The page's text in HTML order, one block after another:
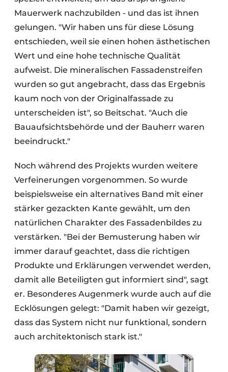
Mauerwerk nachzubilden - und das ist ihnen
gelungen. "Wir haben uns für diese Lösung
entschieden, weil sie einen hohen ästhetischen
Wert und eine hohe technische Qualität
aufweist. Die mineralischen Fassadenstreifen
wurden so gut angebracht, dass das Ergebnis
kaum noch von der Originalfassade zu
unterscheiden ist", so Beitschat. "Auch die
Bauaufsichtsbehörde und der Bauherr waren
beeindruckt."
Noch während des Projekts wurden weitere
Verfeinerungen vorgenommen. So wurde
beispielsweise ein alternatives Band mit einer
stärker gezackten Kante gewählt, um den
natürlichen Charakter des Fassadenbildes zu
verstärken. "Bei der Bemusterung haben wir
immer darauf geachtet, dass die richtigen
Produkte und Erklärungen verwendet werden,
damit alle Beteiligten gut informiert sind", sagt
er. Besonderes Augenmerk wurde auch auf die
Ecklösungen gelegt: "Damit haben wir gezeigt,
dass das System nicht nur funktional, sondern
auch architektonisch stark ist."